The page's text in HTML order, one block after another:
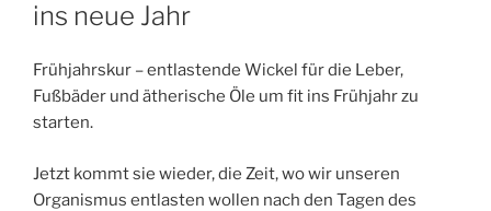
ins neue Jahr
Frühjahrskur – entlastende Wickel für die Leber,
Fußbäder und ätherische Öle um fit ins Frühjahr zu
starten.
Jetzt kommt sie wieder, die Zeit, wo wir unseren
Organismus entlasten wollen nach den Tagen des